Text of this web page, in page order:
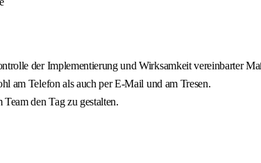
der Implementierung und Wirksamkeit vereinbarter
am Telefon als auch per E-Mail und am Tresen.
den Tag zu gestalten.